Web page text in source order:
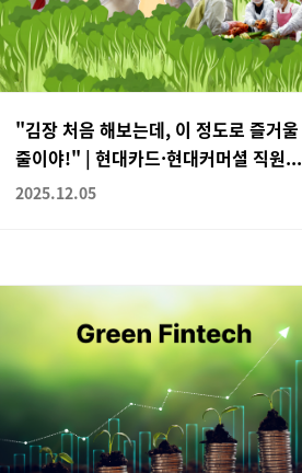
"김장 처음 해보는데, 이 정도로 즐거울
줄이야!" | 현대카드·현대커머셜 직원...
2025.12.05